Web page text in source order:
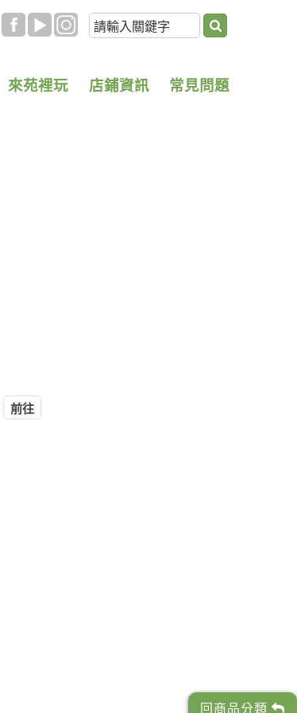
來苑裡玩 店鋪資訊 常見問題
回商品分類